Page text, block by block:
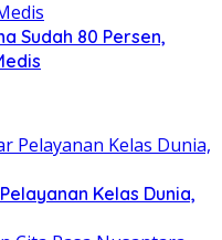
Sudah 80 Persen,
Kelas Dunia,